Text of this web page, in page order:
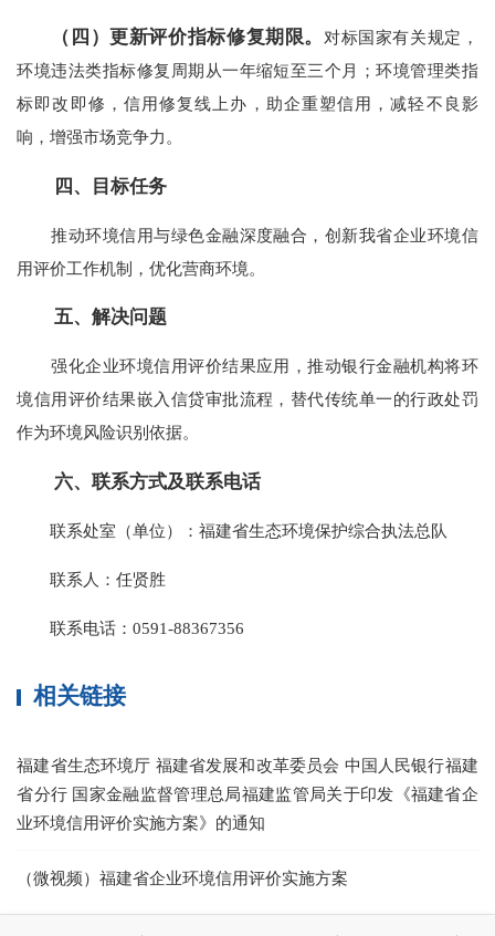
（四）更新评价指标修复期限。
对标国家有关规定，
环境违法类指标修复周期从一年缩短至三个月；环境管理类指
标即改即修，信用修复线上办，助企重塑信用，减轻不良影
响，增强市场竞争力。
四、目标任务
推动环境信用与绿色金融深度融合，创新我省企业环境信
用评价工作机制，优化营商环境。
五、解决问题
强化企业环境信用评价结果应用，推动银行金融机构将环
境信用评价结果嵌入信贷审批流程，替代传统单一的行政处罚
作为环境风险识别依据。
六、联系方式及联系电话
联系处室（单位）：福建省生态环境保护综合执法总队
联系人：任贤胜
联系电话：0591-88367356
相关链接
福建省生态环境厅 福建省发展和改革委员会 中国人民银行福建
省分行 国家金融监督管理总局福建监管局关于印发《福建省企
业环境信用评价实施方案》的通知
（微视频）福建省企业环境信用评价实施方案